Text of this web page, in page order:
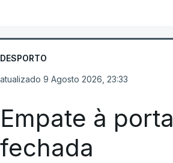
DESPORTO
atualizado 9 Agosto 2026, 23:33
Empate à porta
fechada